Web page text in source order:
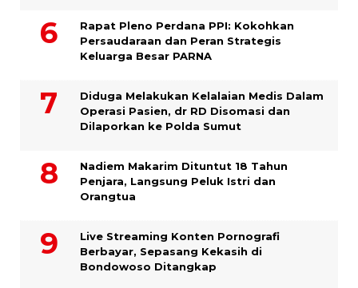
Rapat Pleno Perdana PPI: Kokohkan
Persaudaraan dan Peran Strategis
Keluarga Besar PARNA
Diduga Melakukan Kelalaian Medis Dalam
Operasi Pasien, dr RD Disomasi dan
Dilaporkan ke Polda Sumut
​Nadiem Makarim Dituntut 18 Tahun
Penjara, Langsung Peluk Istri dan
Orangtua
Live Streaming Konten Pornografi
Berbayar, Sepasang Kekasih di
Bondowoso Ditangkap